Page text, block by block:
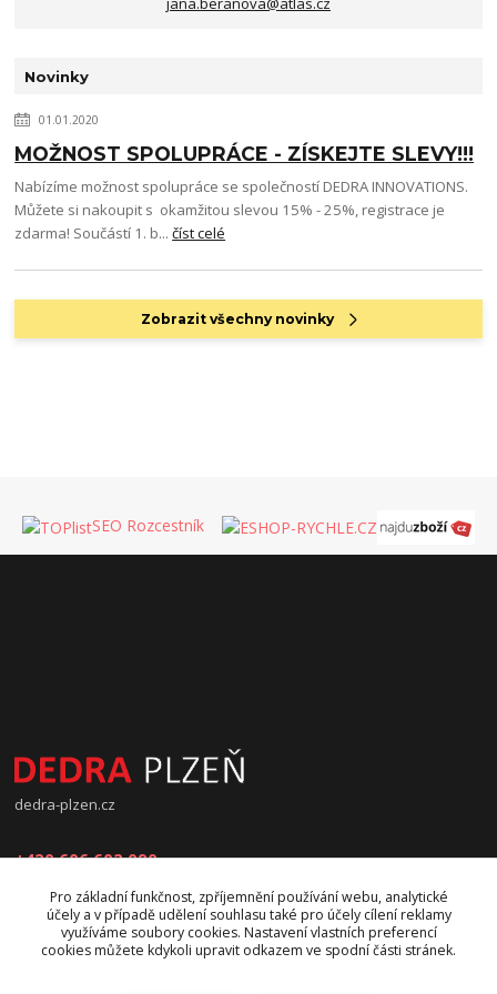
Novinky
01.01.2020
MOŽNOST SPOLUPRÁCE - ZÍSKEJTE SLEVY!!!
Nabízíme možnost spolupráce se společností DEDRA INNOVATIONS.
Můžete si nakoupit s okamžitou slevou 15% - 25%, registrace je
zdarma! Součástí 1. b...číst celé
Zobrazit všechny novinky
SEO Rozcestník
dedra-plzen.cz
+420 606 602 090
jana.beranova@atlas.cz
Pro základní funkčnost, zpříjemnění používání webu, analytické
účely a v případě udělení souhlasu také pro účely cílení reklamy
využíváme soubory cookies. Nastavení vlastních preferencí
cookies můžete kdykoli upravit odkazem ve spodní části stránek.